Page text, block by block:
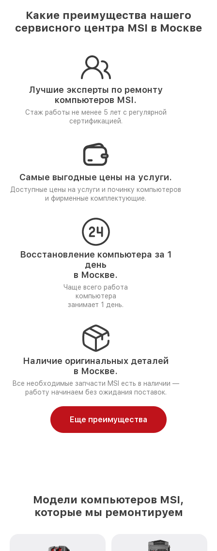
Какие преимущества нашего
сервисного центра MSI в Москве
Лучшие эксперты по ремонту
компьютеров MSI.
Стаж работы не менее 5 лет с регулярной
сертификацией.
Самые выгодные цены на услуги.
Доступные цены на услуги и починку компьютеров
и фирменные комплектующие.
Восстановление компьютера за 1
день
в Москве.
Чаще всего работа
компьютера
занимает 1 день.
Наличие оригинальных деталей
в Москве.
Все необходимые запчасти MSI есть в наличии —
работу начинаем без ожидания поставок.
Еще преимущества
Модели компьютеров MSI,
которые мы ремонтируем